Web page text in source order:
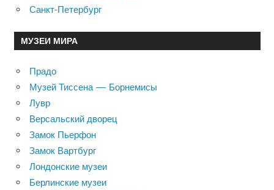
Санкт-Петербург
МУЗЕИ МИРА
Прадо
Музей Тиссена — Борнемисы
Лувр
Версальский дворец
Замок Пьерфон
Замок Вартбург
Лондонские музеи
Берлинские музеи